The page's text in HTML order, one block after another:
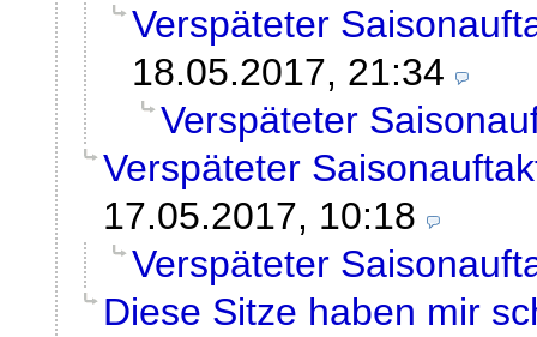
Verspäteter
18.05.2017, 21:34
Verspäteter
Verspäteter
17.05.2017, 10:18
Verspäteter
Diese Sitze haben mir